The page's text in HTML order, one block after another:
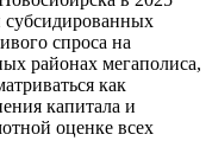
субсидированных
спроса на
районах мегаполиса,
как
капитала и
оценке всех